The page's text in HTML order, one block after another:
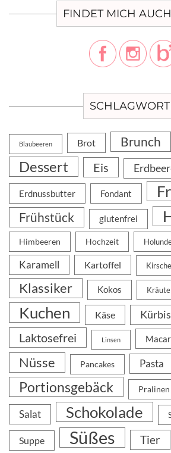
FINDET MICH
Blaubeeren Brot Brunch
Dessert Eis
Erdnussbutter Fondant
Frühstück glutenfrei
Himbeeren Hochzeit
Karamell Kartoffel
Klassiker Kokos
Kuchen Käse Kürbis
Laktosefrei Linsen
Nüsse Pancakes Pasta
Portionsgebäck Pralinen
Salat Schokolade
Suppe Süßes Tier